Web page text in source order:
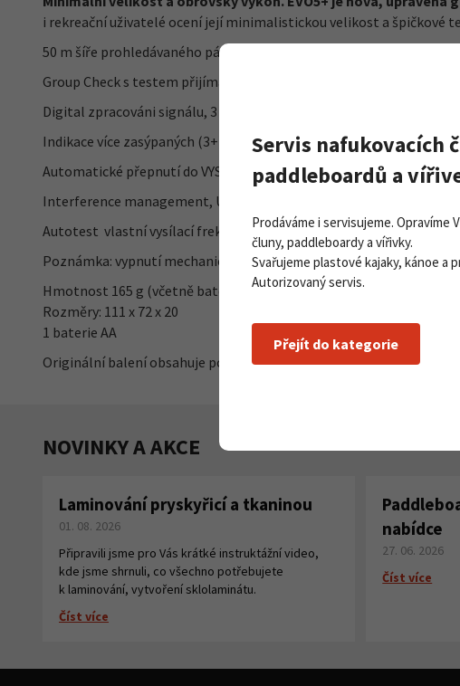
i rekreační uživatelé ocení její minimalistickou velikost a špičkové
50 m šíře prohledávaného pásma
Group Check s testem přijímané frekvence a výkonu
Digital zpracováni signálu, 3 antény
Indikace více zasýpaných (3+) Markovací funkce,
Automatické přepnutí do VYSÍLÁNI v případě druhé laviny - timer
Interference management, U-Turn alarm, podsvícený displej
Autotest vlastní vysílací frekvence a výkonu, možnost upgrade.
Poznámka: vypnutí mechanickým přepínačem je nutné potvrdit
Hmotnost 165 g (včetně baterie)
Rozměry: 111 x 72 x 20
1 baterie AA
Originální balení obsahuje pouze jednoduchý popruh k nošení
NOVINKY A AKCE
Laminování pryskyřicí a tkaninou
01. 08. 2026
Připravili jsme pro Vás krátké instruktážní video,
kde jsme shrnuli, co všechno potřebujete
k laminování, vytvoření sklolaminátu.
Číst více
nabídce
27. 06. 2026
Číst více
Servis nafukovacích
paddleboardů a
Prodáváme i servisujeme. Opravíme
čluny, paddleboardy a vířivky.
Svařujeme plastové kajaky, kánoe a
Autorizovaný servis.
Přejít do kategorie